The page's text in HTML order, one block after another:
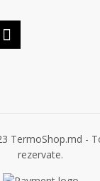
TermoShop.md -
rezervate.